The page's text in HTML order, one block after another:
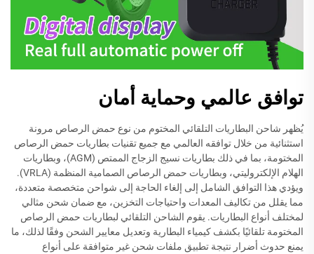
توافق عالمي وحماية أمان
يُظهر شاحن البطاريات التلقائي المختوم من نوع حمض الرصاص مرونة
استثنائية من خلال توافقه العالمي مع جميع تقنيات بطاريات حمض الرصاص
المختومة، بما في ذلك بطاريات نسيج الزجاج الممتص (AGM)، وبطاريات
الهلام الإلكتروليتي، وبطاريات حمض الرصاص الصمامية المنظمة (VRLA).
ويؤدي هذا التوافق الشامل إلى إلغاء الحاجة إلى شواحن متخصصة متعددة،
مما يقلل من تكاليف المعدات واحتياجات التخزين، مع ضمان شحن مثالي
لمختلف أنواع البطاريات. يقوم الشاحن التلقائي لبطاريات حمض الرصاص
المختومة تلقائيًا بكشف كيمياء البطارية وتعديل معايير الشحن وفقًا لذلك، ما
يمنع حدوث أضرار نتيجة تطبيق ملفات شحن غير متوافقة على أنواع